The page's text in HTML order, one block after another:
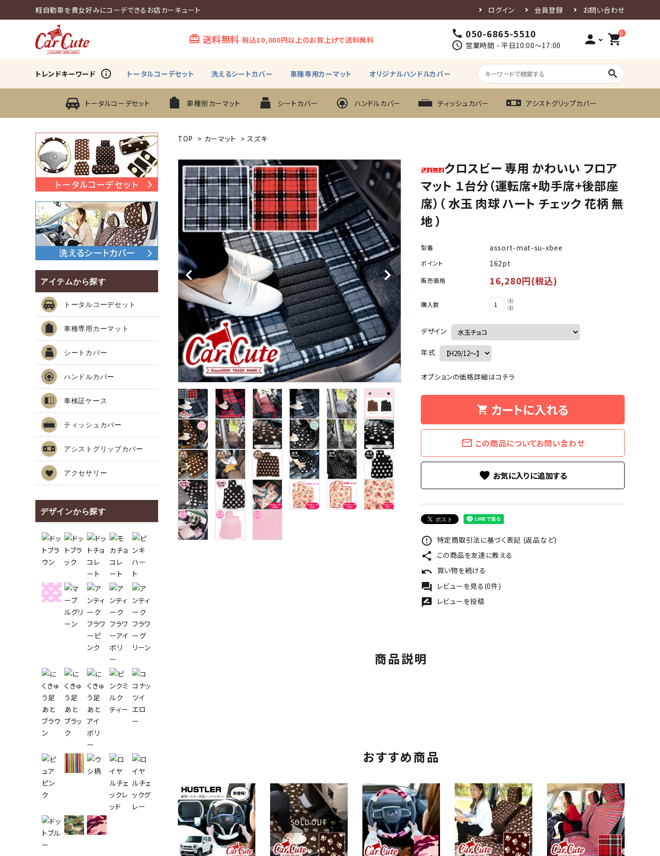
軽自動車を貴女好みにコーデできるお店カーキュート ログイン 会員登録 お問い合わせ
card_giftcard 送料無料 税込10,000円以上のお買上げで送料無料
call 050-6865-5510
schedule 営業時間 - 平日10:00～17:00 person 0
shopping_cart
トレンドキーワード info_outline トータルコーデセット 洗えるシートカバー 車種専用カーマット オリジナルハンドルカバー search
トータルコーデセット 車種別カーマット シートカバー ハンドルカバー ティッシュカバー アシストグリップカバー
TOP > カーマット > スズキ
クロスビー 専用 かわいい フロア
マット １台分（運転席+助手席+後部座
席）（ 水玉 肉球 ハート チェック 花柄 無
地 ）
型番 assort-mat-su-xbee
ポイント 162pt
販売価格 16,280円(税込)
購入数
デザイン
年式
オプションの価格詳細はコチラ
shopping_cart カートに入れる
mail_outline この商品についてお問い合わせ
favorite
error_outline 特定商取引法に基づく表記 (返品など)
share この商品を友達に教える
undo 買い物を続ける
forum レビューを見る(0件)
rate_review レビューを投稿
商品説明
おすすめ商品
SOLD OUT
アイテムから探す
トータルコーデセット
車種専用カーマット
シートカバー
ハンドルカバー
車検証ケース
ティッシュカバー
アシストグリップカバー
アクセサリー
デザインから探す